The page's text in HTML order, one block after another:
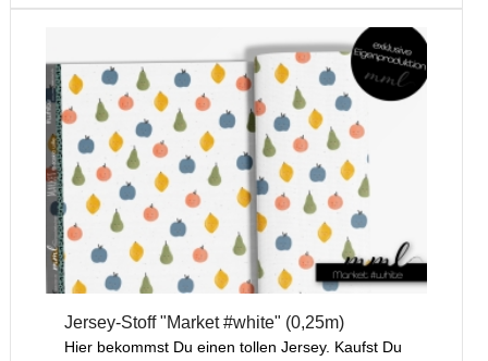
Jersey-Stoff "Market #white" (0,25m)
Hier bekommst Du einen tollen Jersey. Kaufst Du